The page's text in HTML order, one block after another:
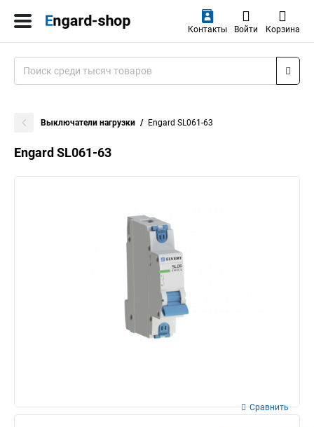
Контакты Войти Корзина
Выключатели нагрузки Engard SL061-63
Engard SL061-63
Сравнить